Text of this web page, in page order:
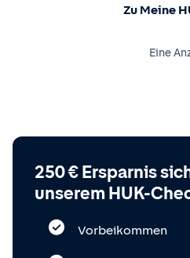
Zu Meine
Eine
250 € Ersparnis
unserem HUK-
Vorbeikommen